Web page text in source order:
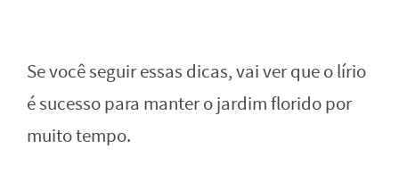
Se você seguir essas dicas, vai ver que o lírio
é sucesso para manter o jardim florido por
muito tempo.